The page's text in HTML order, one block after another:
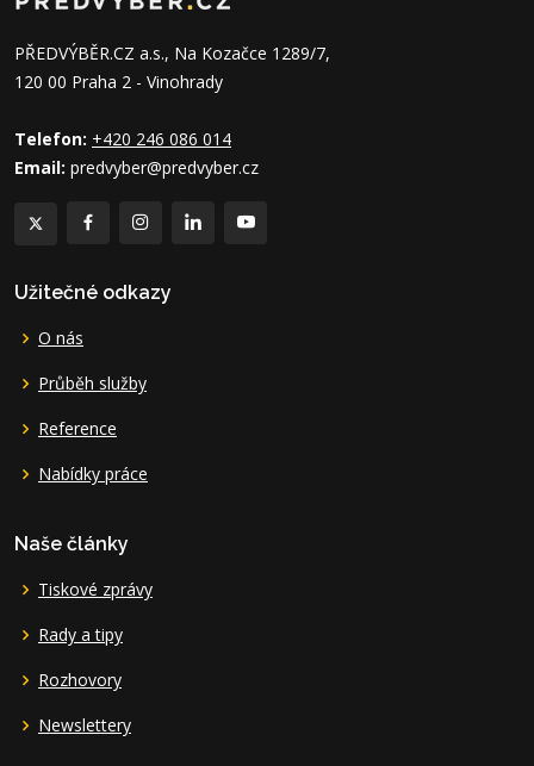
PŘEDVÝBĚR.CZ a.s., Na Kozačce 1289/7,
120 00 Praha 2 - Vinohrady
Telefon: +420 246 086 014
Email: predvyber@predvyber.cz
Užitečné odkazy
O nás
Průběh služby
Reference
Nabídky práce
Naše články
Tiskové zprávy
Rady a tipy
Rozhovory
Newslettery